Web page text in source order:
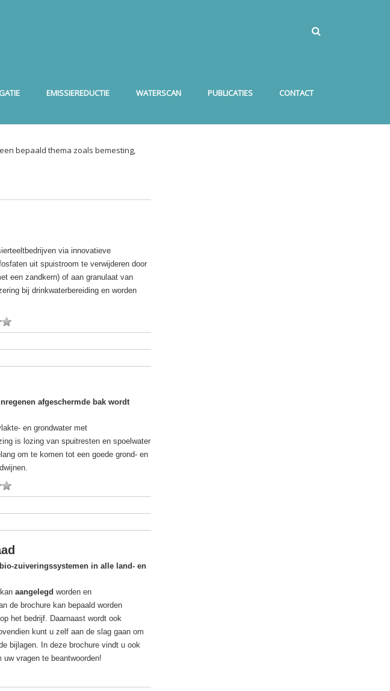
EMISSIEREDUCTIE WATERSCAN PUBLICATIES CONTACT
bepaald thema zoals bemesting,
via innovatieve
uit spuistroom te verwijderen door
een zandkern) of aan granulaat van
bij drinkwaterbereiding en worden
afgeschermde bak wordt
en grondwater met
is lozing van spuitresten en spoelwater
om te komen tot een goede grond- en
zuiveringssystemen in alle land- en
aangelegd worden en
de brochure kan bepaald worden
het bedrijf. Daarnaast wordt ook
kunt u zelf aan de slag gaan om
bijlagen. In deze brochure vindt u ook
vragen te beantwoorden!